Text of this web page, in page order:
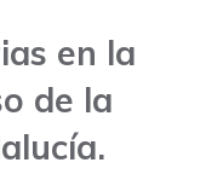
en la
de la